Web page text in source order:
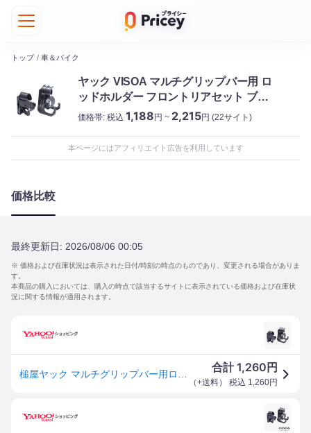
トップ / 車＆バイク
ヤック VISOA マルチグリップバー用 ロ
ッドホルダー フロントリアセット ブラ
ック
価格帯: 税込 1,188円 ~ 2,215円 (22サイト)
本ページにはアフィリエイト広告を利用しています
価格比較
最終更新日: 2026/08/06 00:05
※ 価格および在庫状況は表示された日付/時刻の時点のものであり、変更される場合がありま
す。
本商品の購入においては、購入の時点で該当するサイトに表示されている価格および在庫状
況に関する情報が適用されます。
合計1,260 円
（+送料） 税込 1,260円